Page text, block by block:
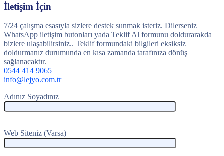
İletişim İçin
7/24 çalışma esasıyla sizlere destek sunmak isteriz. Dilerseniz
WhatsApp iletişim butonları yada Teklif Al formunu doldurarakda
bizlere ulaşabilirsiniz.. Teklif formundaki bilgileri eksiksiz
doldurmanız durumunda en kısa zamanda tarafınıza dönüş
sağlanacaktır.
0544 414 9065
info@lejyo.com.tr
Adınız Soyadınız
Web Siteniz (Varsa)